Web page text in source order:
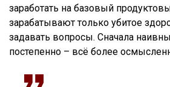
заработать на базовый
зарабатывают только убитое
задавать вопросы. Сначала
постепенно – всё более